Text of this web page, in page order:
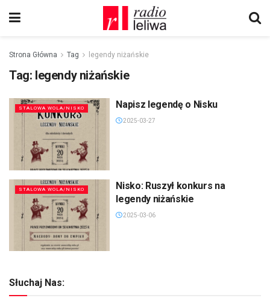
Strona Główna Tag legendy niżańskie
Tag: legendy niżańskie
STALOWA WOLA/NISKO Napisz legendę o Nisku
2025-03-27
STALOWA WOLA/NISKO
Nisko: Ruszył konkurs na
legendy niżańskie
2025-03-06
Słuchaj Nas: